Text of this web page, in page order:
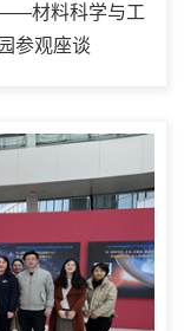
材料科学与工
参观座谈